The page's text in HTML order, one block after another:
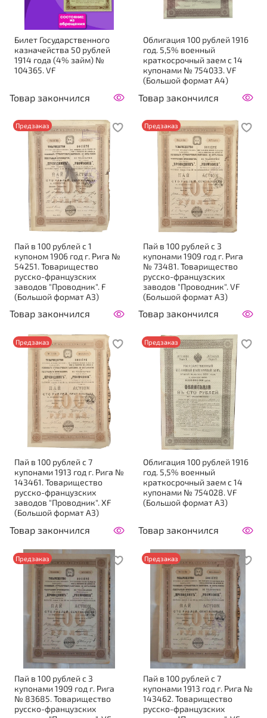
Билет Государственного
казначейства 50 рублей
1914 года (4% займ) №
104365. VF
Товар закончился
Облигация 100 рублей 1916
год. 5,5% военный
краткосрочный заем с 14
купонами № 754033. VF
(Большой формат А4)
Товар закончился
Предзаказ
Пай в 100 рублей с 1
купоном 1906 год г. Рига №
54251. Товарищество
русско-французских
заводов "Проводник". F
(Большой формат А3)
Товар закончился
Предзаказ
Пай в 100 рублей с 3
купонами 1909 год г. Рига
№ 73481. Товарищество
русско-французских
заводов "Проводник". VF
(Большой формат А3)
Товар закончился
Предзаказ
Пай в 100 рублей с 7
купонами 1913 год г. Рига №
143461. Товарищество
русско-французских
заводов "Проводник". XF
(Большой формат А3)
Товар закончился
Предзаказ
Облигация 100 рублей 1916
год. 5,5% военный
краткосрочный заем с 14
купонами № 754028. VF
(Большой формат А3)
Товар закончился
Предзаказ
Пай в 100 рублей с 3
купонами 1909 год г. Рига
№ 83685. Товарищество
русско-французских
Предзаказ
Пай в 100 рублей с 7
купонами 1913 год г. Рига №
143462. Товарищество
русско-французских